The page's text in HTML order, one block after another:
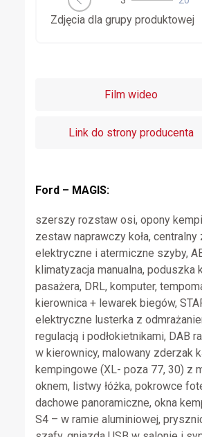
Zdjęcia dla grupy produktowej
Film wideo
Link do strony producenta
Ford – MAGIS:
szerszy rozstaw osi, opony
zestaw naprawczy koła, centralny
elektryczne i atermiczne szyby,
klimatyzacja manualna, poduszka
pasażera, DRL, komputer,
kierownica + lewarek biegów,
elektryczne lusterka z
regulacją i podłokietnikami, DAB
w kierownicy, malowany zderzak
kempingowe (XL- poza 77, 30) z
oknem, listwy łóżka, pokrowce
dachowe panoramiczne, okna
S4 – w ramie aluminiowej,